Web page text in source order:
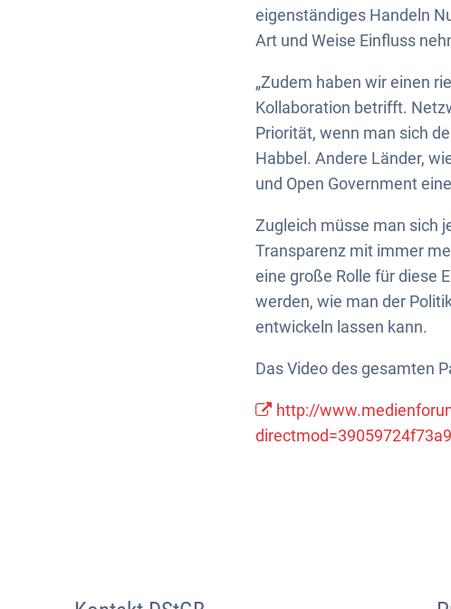
eigenständiges Handeln
Art und Weise Einfluss
„Zudem haben wir einen
Kollaboration betrifft.
Priorität, wenn man sich
Habbel. Andere Länder,
und Open Government
Zugleich müsse man sich
Transparenz mit immer
eine große Rolle für diese
werden, wie man der
entwickeln lassen kann.
Das Video des gesamten
http://